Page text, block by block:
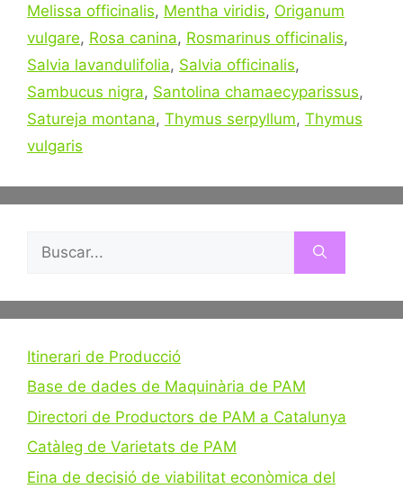
Melissa officinalis, Mentha viridis, Origanum
vulgare, Rosa canina, Rosmarinus officinalis,
Salvia lavandulifolia, Salvia officinalis,
Sambucus nigra, Santolina chamaecyparissus,
Satureja montana, Thymus serpyllum, Thymus
vulgaris
Itinerari de Producció
Base de dades de Maquinària de PAM
Directori de Productors de PAM a Catalunya
Catàleg de Varietats de PAM
Eina de decisió de viabilitat econòmica del